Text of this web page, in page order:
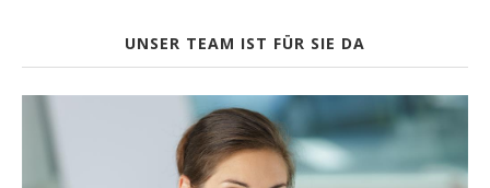
UNSER TEAM IST FÜR SIE DA